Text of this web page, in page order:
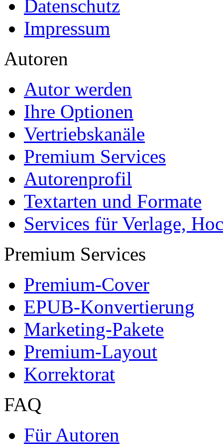
Datenschutz
Impressum
Autoren
Autor werden
Ihre Optionen
Vertriebskanäle
Premium Services
Autorenprofil
Textarten und Formate
Services für Verlage,
Premium Services
Premium-Cover
EPUB-Konvertierung
Marketing-Pakete
Premium-Layout
Korrektorat
FAQ
Für Autoren